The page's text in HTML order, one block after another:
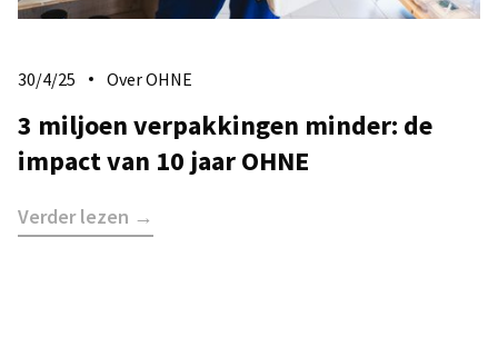
30/4/25 Over OHNE
3 miljoen verpakkingen minder: de
impact van 10 jaar OHNE
Verder lezen →